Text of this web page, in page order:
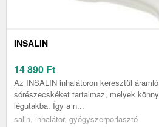
INSALIN
14 890 Ft
Az INSALIN inhalátoron keresztül
sórészecskéket tartalmaz, melyek
légutakba. Így a n...
salin, inhalátor, gyógyszerporlasztó